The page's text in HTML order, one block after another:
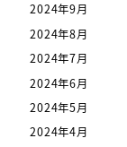
2024年9月
2024年8月
2024年7月
2024年6月
2024年5月
2024年4月